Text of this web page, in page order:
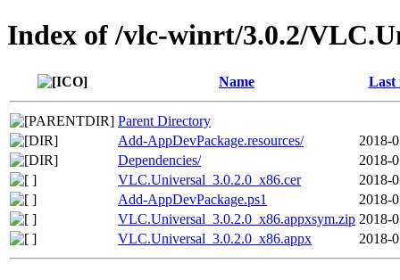
Index of /vlc-winrt/3.0.2/
Name Last
Parent Directory
Add-AppDevPackage.resources/
2018-
Dependencies/
2018-
VLC.Universal_3.0.2.0_x86.cer
2018-
Add-AppDevPackage.ps1
2018-
VLC.Universal_3.0.2.0_x86.appxsym.zip 2018-
VLC.Universal_3.0.2.0_x86.appx
2018-